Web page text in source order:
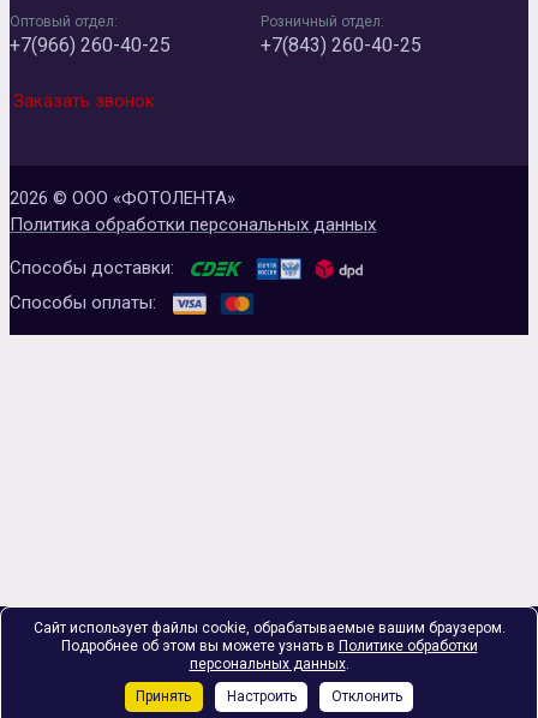
Оптовый отдел:
+7(966) 260-40-25
Розничный отдел:
+7(843) 260-40-25
Заказать звонок
2026 © ООО «ФОТОЛЕНТА»
Политика обработки персональных данных
Способы доставки:
Способы оплаты:
Сайт использует файлы cookie, обрабатываемые вашим браузером.
Подробнее об этом вы можете узнать в Политике обработки
персональных данных.
Принять
Настроить Отклонить